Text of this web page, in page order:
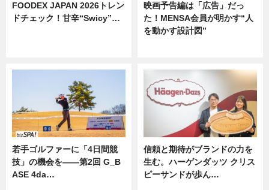
FOODEX JAPAN 2026トレン
ドチェック！甘辛“Swicy”…
映画予告編は「広告」だっ
た！MENSA会員が明かす“人
を動かす設計図”
若手ゴルファーに「4日間競
技」の機会を——第2回 G_B
ASE 4da…
信頼と期待がブランドの力を
生む。ハーゲンダッツ クリス
ピーサンドが歩ん…